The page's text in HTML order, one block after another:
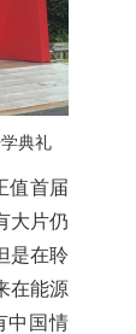
典礼
值首届
大片仍
是在聆
在能源
中国情